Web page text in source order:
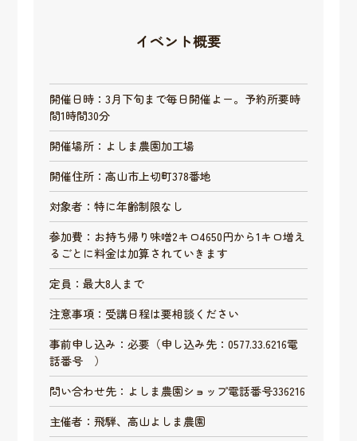
イベント概要
開催日時：3月下旬まで毎日開催よー。予約所要時
間1時間30分
開催場所：よしま農園加工場
開催住所：高山市上切町378番地
対象者：特に年齢制限なし
参加費：お持ち帰り味噌2キロ4650円から1キロ増え
るごとに料金は加算されていきます
定員：最大8人まで
注意事項：受講日程は要相談ください
事前申し込み：必要（申し込み先：0577.33.6216電
話番号 ）
問い合わせ先：よしま農園ショップ電話番号336216
主催者：飛騨、高山よしま農園